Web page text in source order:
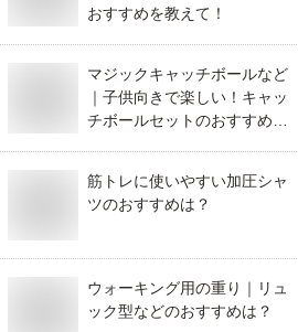
おすすめを教えて！
マジックキャッチボールなど
｜子供向きで楽しい！キャッ
チボールセットのおすすめ
筋トレに使いやすい加圧シャ
ツのおすすめは？
ウォーキング用の重り｜リュ
ック型などのおすすめは？